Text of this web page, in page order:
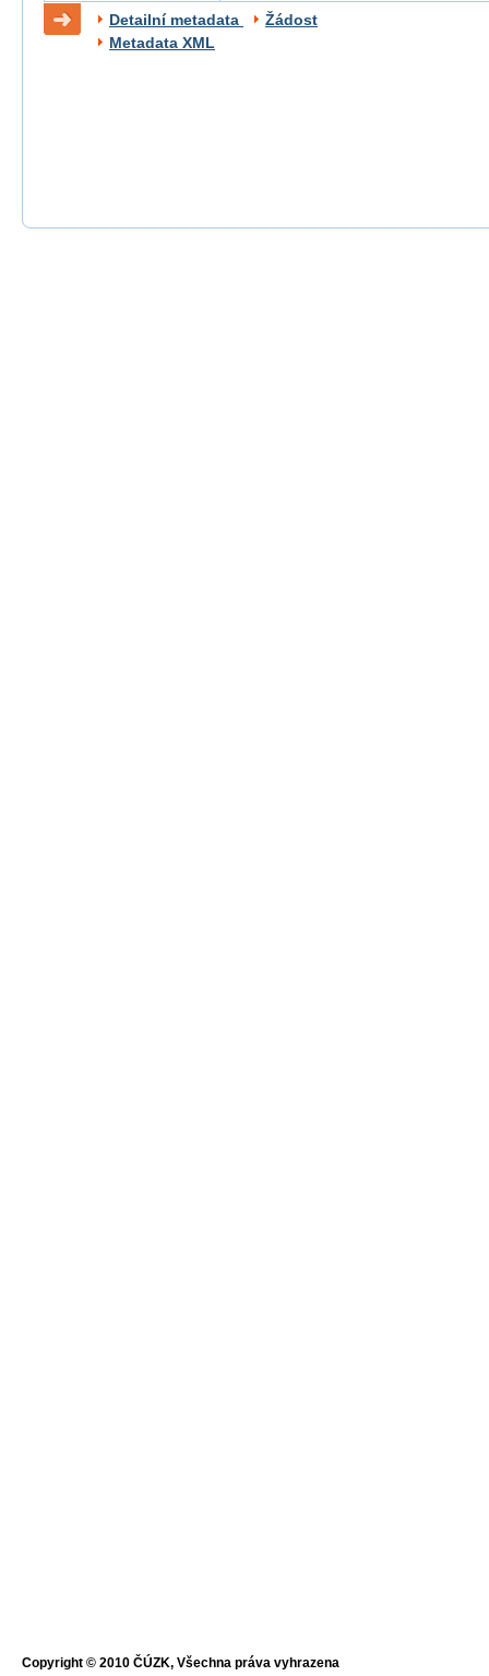
Detailní metadata
Žádost
Metadata XML
Copyright © 2010 ČÚZK, Všechna práva vyhrazena